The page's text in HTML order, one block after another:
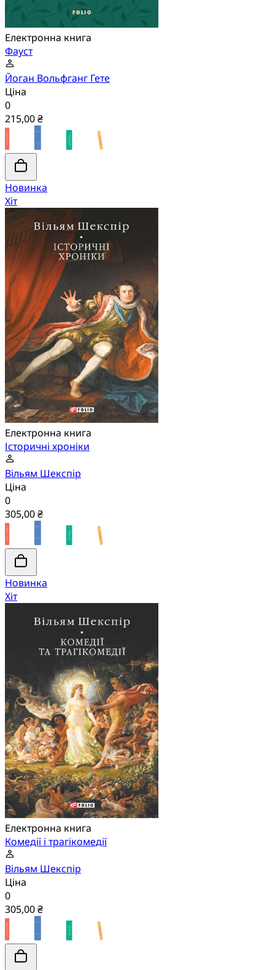
Електронна книга
Фауст
Йоган Вольфганг Гете
Ціна
0
215,00 ₴
Новинка
Хіт
Електронна книга
Історичні хроніки
Вільям Шекспір
Ціна
0
305,00 ₴
Новинка
Хіт
Електронна книга
Комедії і трагікомедії
Вільям Шекспір
Ціна
0
305,00 ₴